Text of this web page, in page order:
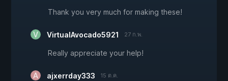
Thank you very much for making these!
VirtualAvocado5921 27 ก.พ.
Really appreciate your help!
ajxerrday333 15 ต.ค.